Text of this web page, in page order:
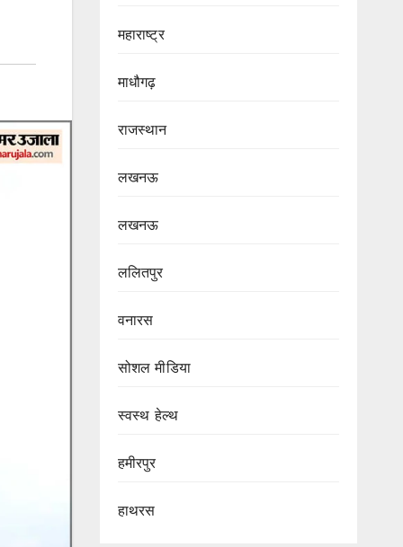
महाराष्ट्र
माधौगढ़
राजस्थान
लखनऊ
लखनऊ
ललितपुर
वनारस
सोशल मीडिया
स्वस्थ हेल्थ
हमीरपुर
हाथरस